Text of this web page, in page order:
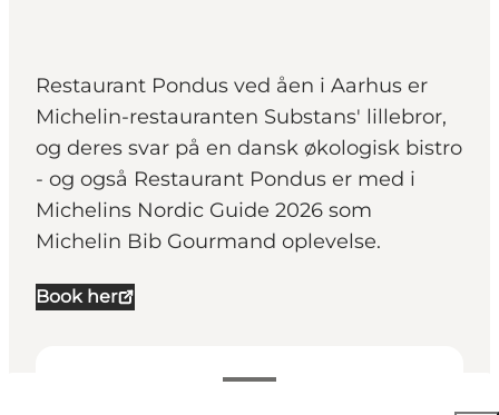
Restaurant Pondus ved åen i Aarhus er
Michelin-restauranten Substans' lillebror,
og deres svar på en dansk økologisk bistro
- og også Restaurant Pondus er med i
Michelins Nordic Guide 2026 som
Michelin Bib Gourmand oplevelse.
Book her